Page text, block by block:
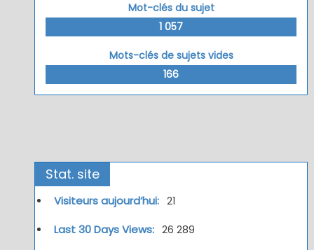
Mot-clés du sujet
1 057
Mots-clés de sujets vides
166
Stat. site
Visiteurs aujourd’hui: 21
Last 30 Days Views: 26 289